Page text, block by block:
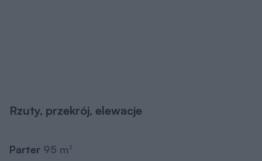
Rzuty, przekrój, elewacje
Parter 95 m2